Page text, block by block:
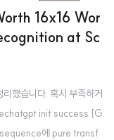
16x16 Wor
at Sc
했습니다. 혹시 부족하거
init success [G
에 pure transf